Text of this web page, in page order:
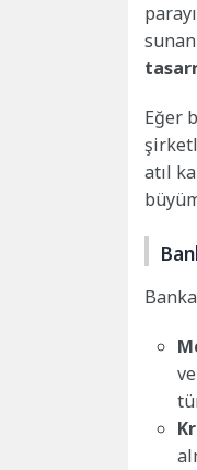
Eğer
atıl